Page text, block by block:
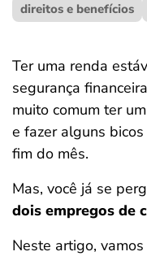
ferramentas
direitos e benefícios
Ter uma renda
segurança
muito comum ter
e fazer alguns
fim do mês.
Mas, você já se
dois empregos de
Neste artigo,